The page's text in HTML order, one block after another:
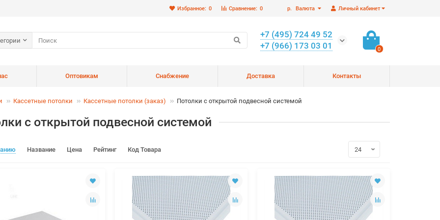
Личный кабинет
р. Валюта
Сравнение: 0
Избранное: 0
+7 (495) 724 49 52
+7 (966) 173 03 01
0
Оптовикам Снабжение Доставка Контакты
Кассетные потолки Кассетные потолки (заказ) Потолки с открытой подвесной системой
с открытой подвесной системой
Название Цена Рейтинг Код Товара